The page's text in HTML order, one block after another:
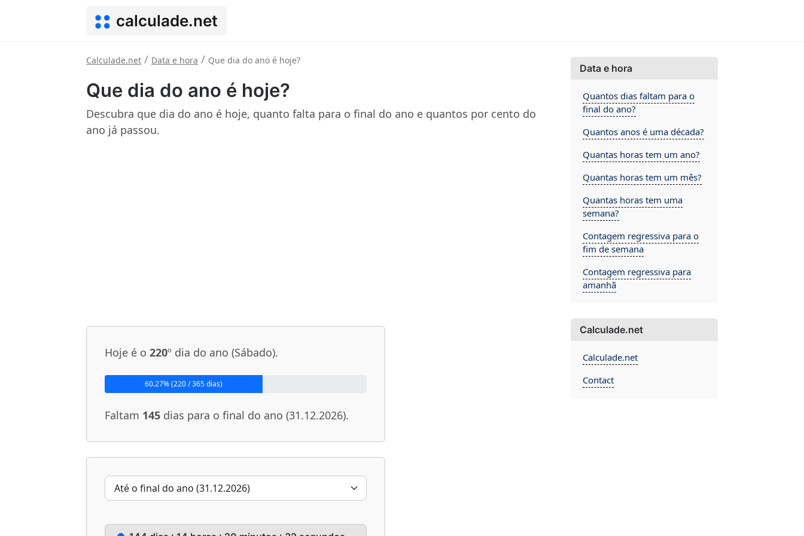
calculade.net
Calculade.net / Data e hora / Que dia do ano é hoje?
Que dia do ano é hoje?
Descubra que dia do ano é hoje, quanto falta para o final do ano e quantos por cento do
ano já passou.
Hoje é o 220º dia do ano (Sábado).
60.27% (220 / 365 dias)
Faltam 145 dias para o final do ano (31.12.2026).
Data e hora
Quantos dias faltam para o
final do ano?
Quantos anos é uma década?
Quantas horas tem um ano?
Quantas horas tem um mês?
Quantas horas tem uma
semana?
Contagem regressiva para o
fim de semana
Contagem regressiva para
amanhã
Calculade.net
Calculade.net
Contact